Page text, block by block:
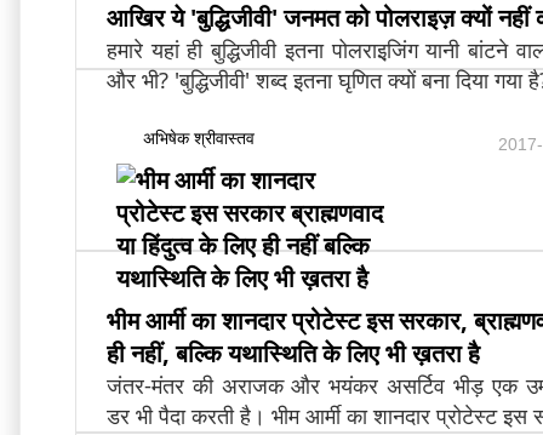
आखिर ये 'बुद्धिजीवी' जनमत को पोलराइज़ क्‍यों
हमारे यहां ही बुद्धिजीवी इतना पोलराइजि़ंग यानी बांटने
और भी? 'बुद्धिजीवी' शब्‍द इतना घृणित क्‍यों बना दिया गया
अभिषेक श्रीवास्तव
भीम आर्मी का शानदार प्रोटेस्‍ट इस सरकार,
ही नहीं, बल्कि यथास्थिति के लिए भी ख़तरा है
जंतर-मंतर की अराजक और भयंकर असर्टिव भीड़ एक
डर भी पैदा करती है। भीम आर्मी का शानदार प्रोटेस्‍ट इस